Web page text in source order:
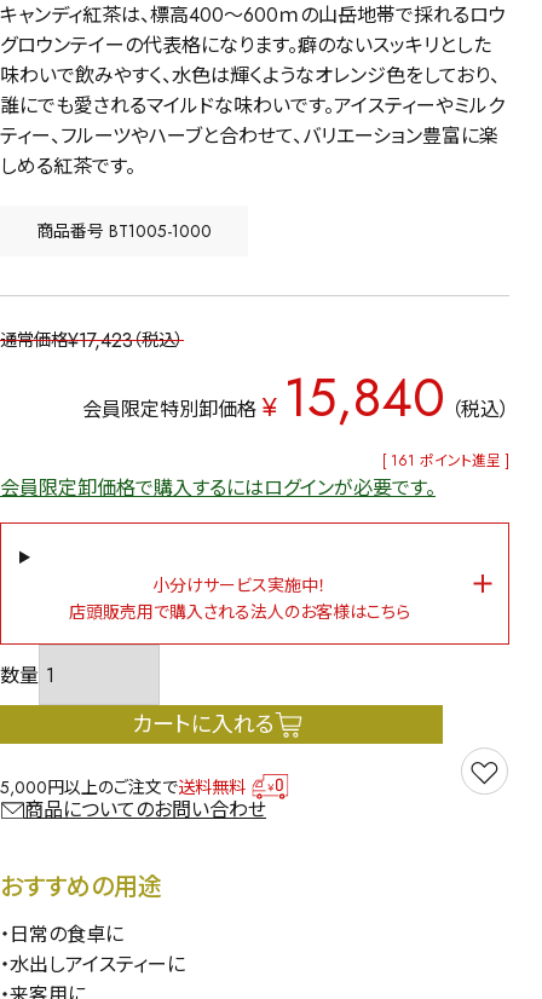
キャンディ紅茶は、標高400～600ｍの山岳地帯で採れるロウ
グロウンテイーの代表格になります。癖のないスッキリとした
味わいで飲みやすく、水色は輝くようなオレンジ色をしており、
誰にでも愛されるマイルドな味わいです。アイスティーやミルク
ティー、フルーツやハーブと合わせて、バリエーション豊富に楽
しめる紅茶です。
商品番号 BT1005-1000
通常価格¥17,423 税込
会員限定特別卸価格 ¥ 15,840 税込
[ 161 ポイント進呈 ]
会員限定卸価格で購入するにはログインが必要です。
小分けサービス実施中！
店頭販売用で購入される法人のお客様はこちら
カートに入れる
5,000円以上のご注文で送料無料
商品についてのお問い合わせ
おすすめの用途
・日常の食卓に
・水出しアイスティーに